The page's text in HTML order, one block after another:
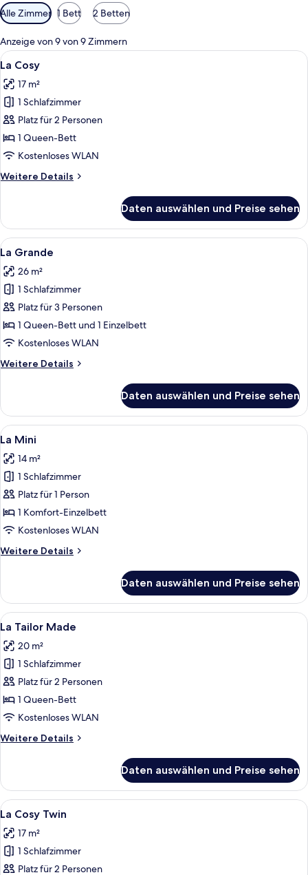
Verfügbare
Filter
für
Zimmer
Alle Zimmer 1 Bett 2 Betten
Anzeige von 9 von 9 Zimmern
Alle
Fotos
für
La
Cosy
anzeigen
Ein Hotelzimmer mit Bett,
4
La Cosy
17 m²
1 Schlafzimmer
Platz für 2 Personen
1 Queen-Bett
Kostenloses WLAN
Weitere Details
Weitere
Cosy
Daten auswählen und Preise sehen
Alle
Fotos
für
La
Grande
anzeigen
Ein Hotelzimmer mit einem großen
3
La Grande
26 m²
1 Schlafzimmer
Platz für 3 Personen
1 Queen-Bett und 1 Einzelbett
Kostenloses WLAN
Weitere Details
Weitere
Grande
Daten auswählen und Preise sehen
Alle
Fotos
für
La
Mini
anzeigen
Ein Hotelzimmer mit Bett,
4
La Mini
14 m²
1 Schlafzimmer
Platz für 1 Person
1 Komfort-Einzelbett
Kostenloses WLAN
Weitere Details
Weitere
Mini
Daten auswählen und Preise sehen
Alle
Fotos
für
La
Tailor
Made
anzeigen
Ein Hotelzimmer mit einer
5
La Tailor Made
20 m²
1 Schlafzimmer
Platz für 2 Personen
1 Queen-Bett
Kostenloses WLAN
Weitere Details
Weitere
Tailor
Made
Daten auswählen und Preise sehen
Alle
Fotos
für
La
Cosy
Ein Hotelzimmer mit zwei Betten,
4
La Cosy Twin
17 m²
1 Schlafzimmer
Platz für 2 Personen